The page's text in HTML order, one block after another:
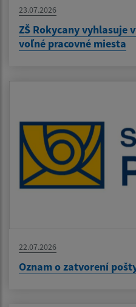
23.07.2026
ZŠ Rokycany vyhlasuje
voľné pracovné miesta
22.07.2026
Oznam o zatvorení